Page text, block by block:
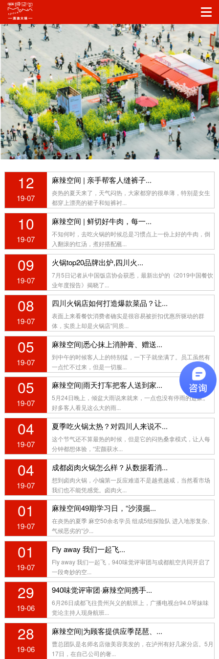
12
19-07
麻辣空间 | 亲手帮客人缝裤子...
炎热的夏天来了，天气闷热，大家都穿的很单薄，特别是女生
都穿上漂亮的裙子和短裤衬...
10
19-07
麻辣空间 | 鲜切好牛肉，每一...
不知何时，去吃火锅的时候总是习惯点上一份上好的牛肉，倒
入翻滚的红汤，煮好搭配蘸...
09
19-07
火锅top20品牌出炉,四川火...
7月5日记者从中国饭店协会获悉，最新出炉的《2019中国餐饮
业年度报告》揭晓了...
08
19-07
四川火锅店如何打造爆款菜品？让...
表面上来看餐饮消费者确实是很容易被折扣优惠所驱动的群
体，实质上却是火锅店“同质...
05
19-07
麻辣空间|悉心抹上消肿膏、赠送...
到中午的时候客人上的特别猛，一下子就坐满了。员工虽然有
一点忙不过来，但是一切服...
05
19-07
麻辣空间|雨天打车把客人送到家...
5月24日晚上，倾盆大雨说来就来，一点也没有停雨的迹象。
好多客人看见这么大的雨...
04
19-07
夏季吃火锅太热？对四川人来说不...
这个节气还不算最热的时候，但是它的闷热桑拿模式，让人每
分钟都想体验，“宏颜获水...
04
19-07
成都卤肉火锅怎么样？从数据看消...
想到卤肉火锅，小编第一反应难道不是越煮越咸，当然看市场
我们也不能凭感觉。卤肉火...
01
19-07
麻辣空间49期学习日，“沙漠掘...
在炎热的夏季 麻空50余名学员 组成5组探险队 进入地形复杂、
气候恶劣的“沙...
01
19-07
Fly away 我们一起飞...
Fly away 我们一起飞，940味觉评审团与成都航空共同开启了
一段奇妙的空...
29
19-06
940味觉评审团·麻辣空间携手...
6月26日成都飞往贵州兴义的航班上，广播电视台94.0琴妹味
觉论主持人现身航班...
28
19-06
麻辣空间|为顾客提供应季琵琶、...
曹总团队是名师名店做美容美发的，在泸州有好几家分店。5月
17日，在自己公司的奢...